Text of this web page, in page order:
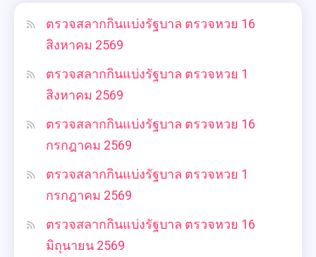
ตรวจสลากกินแบ่งรัฐบาล ตรวจหวย 16
สิงหาคม 2569
ตรวจสลากกินแบ่งรัฐบาล ตรวจหวย 1
สิงหาคม 2569
ตรวจสลากกินแบ่งรัฐบาล ตรวจหวย 16
กรกฎาคม 2569
ตรวจสลากกินแบ่งรัฐบาล ตรวจหวย 1
กรกฎาคม 2569
ตรวจสลากกินแบ่งรัฐบาล ตรวจหวย 16
มิถุนายน 2569